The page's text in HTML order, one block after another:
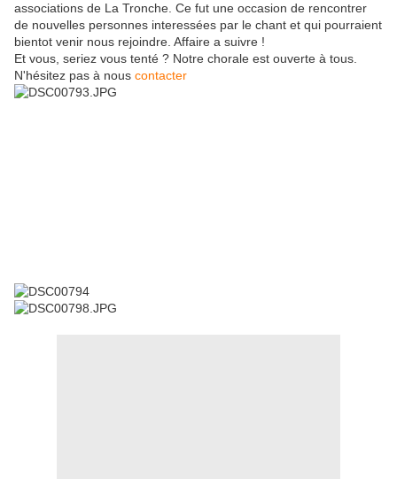
associations de La Tronche. Ce fut une occasion de rencontrer
de nouvelles personnes interessées par le chant et qui pourraient
bientot venir nous rejoindre. Affaire a suivre !
Et vous, seriez vous tenté ? Notre chorale est ouverte à tous.
N'hésitez pas à nous contacter